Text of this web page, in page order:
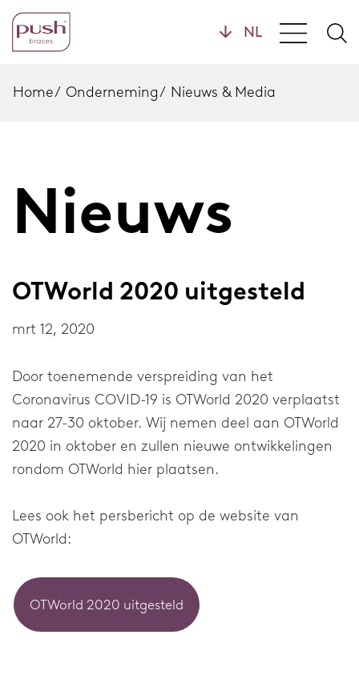
Home
Producten
Handbraces
Enkelbraces
Kniebraces
Nekbraces
Elleboogbraces
Schouderbraces
Blessurethema's
Voet
Enkel
Home/ Onderneming/ Nieuws & Media
Nieuws
OTWorld 2020 uitgesteld
mrt 12, 2020
Door toenemende verspreiding van het
Coronavirus COVID-19 is OTWorld 2020 verplaatst
naar 27-30 oktober. Wij nemen deel aan OTWorld
2020 in oktober en zullen nieuwe ontwikkelingen
rondom OTWorld hier plaatsen.
Lees ook het persbericht op de website van
OTWorld:
OTWorld 2020 uitgesteld